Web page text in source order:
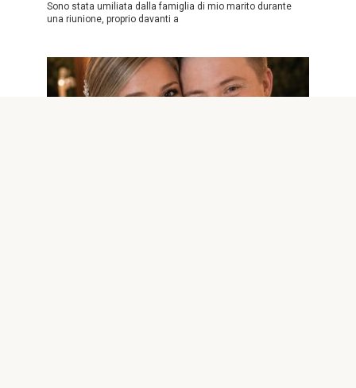
Sono stata umiliata dalla famiglia di mio marito durante
una riunione, proprio davanti a